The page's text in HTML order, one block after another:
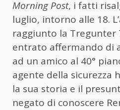
Morning Post, i fatti
luglio, intorno alle 18.
raggiunto la Tregunter
entrato affermando di
ad un amico al 40°
agente della sicurezza
la sua storia e il
negato di conoscere